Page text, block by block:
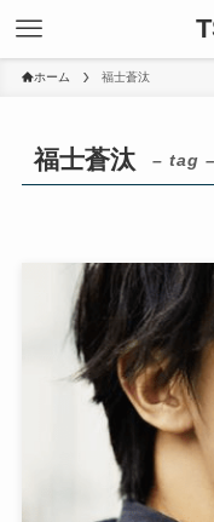
ホーム 福士蒼汰
福士蒼汰 – tag –